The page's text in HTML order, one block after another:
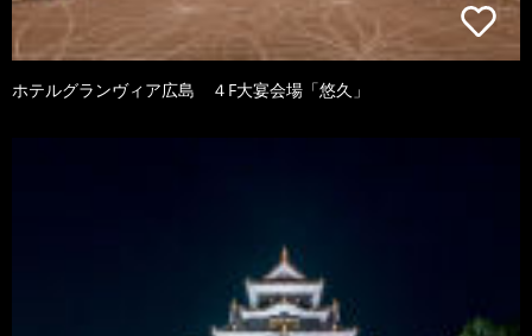
ホテルグランヴィア広島 ４F大宴会場「悠久」